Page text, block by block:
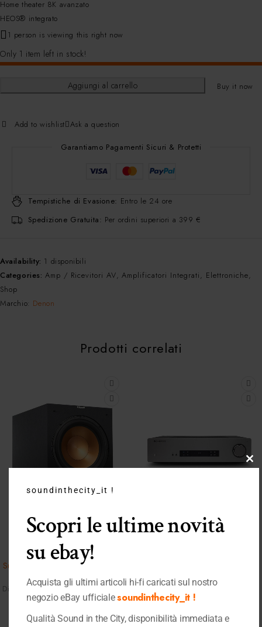
Home theater 8K avanzato
HEOS® integrato
1 person is viewing this right now
Only 1 item left in stock!
Aggiungi al carrello Buy it now
Add to wishlist Ask a question
Garantiamo Pagamenti Sicuri & Protetti
Tempistiche di Evasione: Entro le 24 ore
Spedizione Gratuita: Per ordini superiori a 399 €
Availability: 1 disponibili
Categories:Amp / Ricevitori AV,Amplificatori Integrati , Elettroniche,
Shop
Marchio: Denon
Prodotti correlati
Quick View
Klipsch
Subwoofer Klipsch Reference R-
12 SW 400 Watt
Diffusori Audio, Shop,Subwoofer
400,00€
Grey
Amplificatori
Amplificatori Integrati
Elettroniche,
890,00€
soundinthecity_it !
Scopri le ultime novità
su ebay!
Acquista gli ultimi articoli hi-fi caricati sul nostro
negozio eBay ufficialesoundinthecity_it !
Qualità Sound in the City, disponibilità immediata e